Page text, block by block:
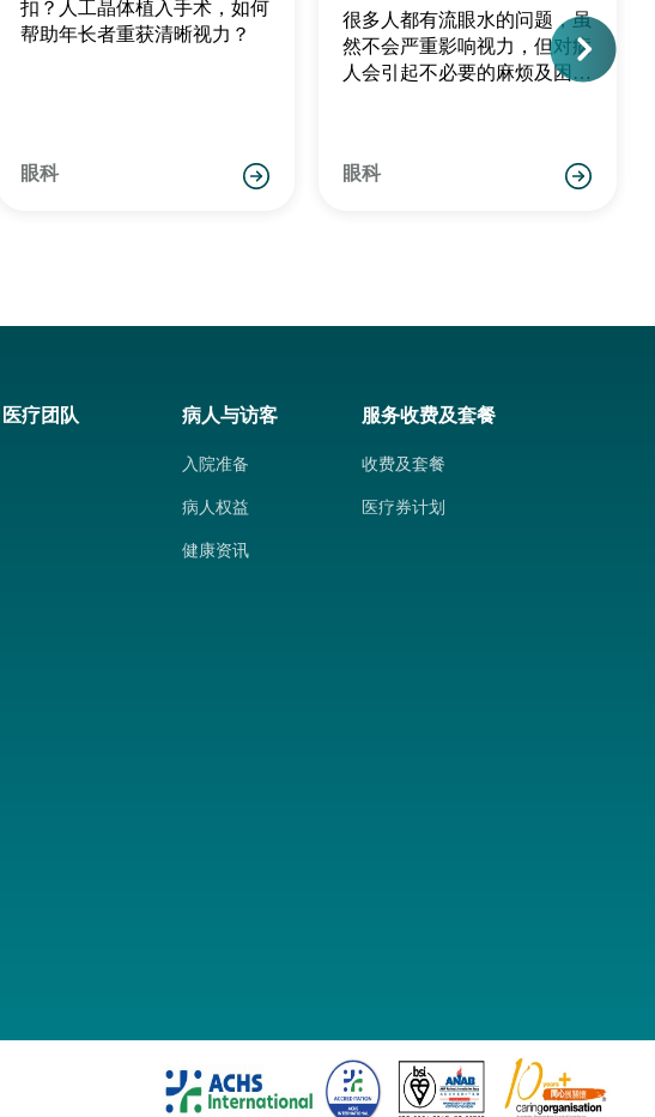
扣？人工晶体植入手术，如何
帮助年长者重获清晰视力？
眼科
很多人都有流眼水的问题，虽
然不会严重影响视力，但对病
人会引起不必要的麻烦及困
症、睫毛倒生、眼石、眼皮炎
眼科
医疗团队 病人与访客
入院准备
病人权益
健康资讯
服务收费及套餐
收费及套餐
医疗券计划